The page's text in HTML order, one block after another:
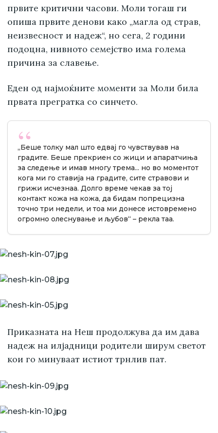
првите критични часови. Моли тогаш ги
опиша првите денови како „магла од страв,
неизвесност и надеж“, но сега, 2 години
подоцна, нивното семејство има голема
причина за славење.
Еден од најмоќните моменти за Моли била
првата прегратка со синчето.
„Беше толку мал што едвај го чувствував на
градите. Беше прекриен со жици и апаратчиња
за следење и имав многу трема... но во моментот
кога ми го ставија на градите, сите стравови и
грижи исчезнаа. Долго време чекав за тој
контакт кожа на кожа, да бидам попрецизна
точно три недели, и тоа ми донесе истовремено
огромно олеснување и љубов“ – рекла таа.
Приказната на Неш продолжува да им дава
надеж на илјадници родители ширум светот
кои го минуваат истиот трнлив пат.